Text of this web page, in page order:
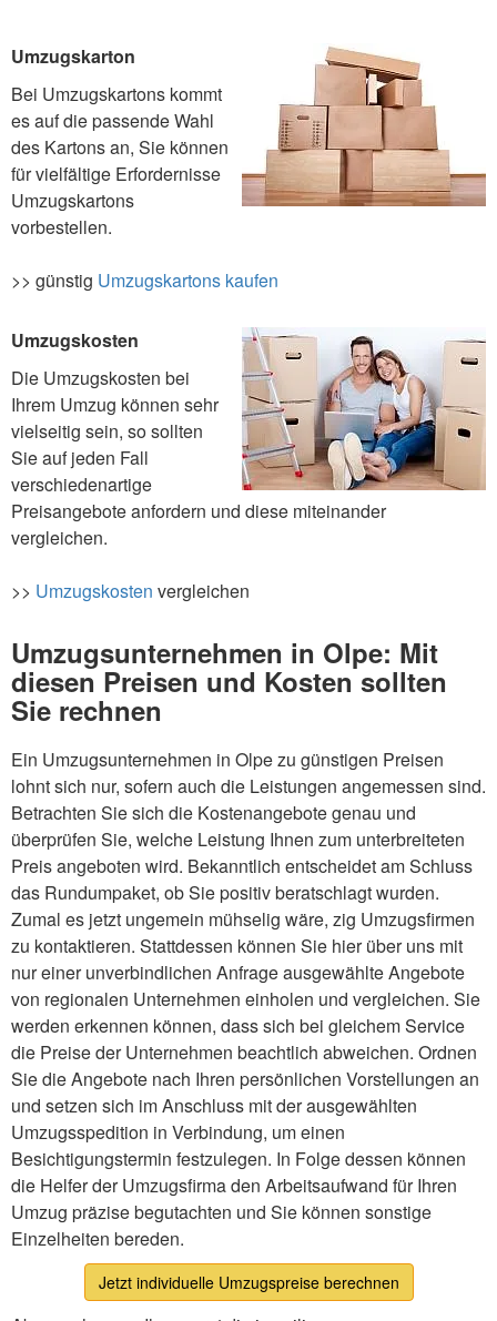
Umzugskarton
Bei Umzugskartons kommt
es auf die passende Wahl
des Kartons an, Sie können
für vielfältige Erfordernisse
Umzugskartons
vorbestellen.
>> günstig Umzugskartons kaufen
Umzugskosten
Die Umzugskosten bei
Ihrem Umzug können sehr
vielseitig sein, so sollten
Sie auf jeden Fall
verschiedenartige
Preisangebote anfordern und diese miteinander
vergleichen.
>> Umzugskosten vergleichen
Umzugsunternehmen in Olpe: Mit
diesen Preisen und Kosten sollten
Sie rechnen
Ein Umzugsunternehmen in Olpe zu günstigen Preisen
lohnt sich nur, sofern auch die Leistungen angemessen sind.
Betrachten Sie sich die Kostenangebote genau und
überprüfen Sie, welche Leistung Ihnen zum unterbreiteten
Preis angeboten wird. Bekanntlich entscheidet am Schluss
das Rundumpaket, ob Sie positiv beratschlagt wurden.
Zumal es jetzt ungemein mühselig wäre, zig Umzugsfirmen
zu kontaktieren. Stattdessen können Sie hier über uns mit
nur einer unverbindlichen Anfrage ausgewählte Angebote
von regionalen Unternehmen einholen und vergleichen. Sie
werden erkennen können, dass sich bei gleichem Service
die Preise der Unternehmen beachtlich abweichen. Ordnen
Sie die Angebote nach Ihren persönlichen Vorstellungen an
und setzen sich im Anschluss mit der ausgewählten
Umzugsspedition in Verbindung, um einen
Besichtigungstermin festzulegen. In Folge dessen können
die Helfer der Umzugsfirma den Arbeitsaufwand für Ihren
Umzug präzise begutachten und Sie können sonstige
Einzelheiten bereden.
Jetzt individuelle Umzugspreise berechnen